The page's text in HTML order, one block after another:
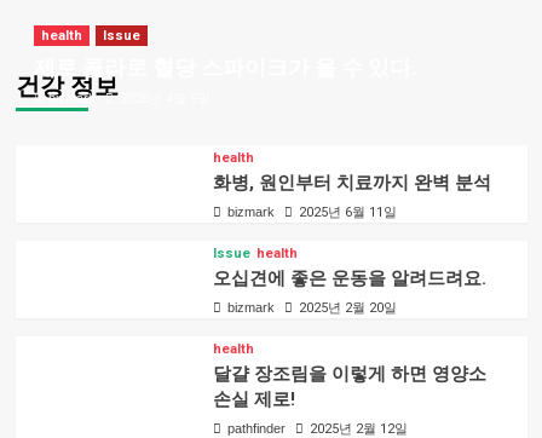
건강 정보
health Issue
bizmark
health
화병, 원인부터 치료까지 완벽 분석
bizmark 2025년 6월 11일
Issue health
오십견에 좋은 운동을 알려드려요.
bizmark 2025년 2월 20일
health
달걀 장조림을 이렇게 하면 영양소
손실 제로!
pathfinder 2025년 2월 12일